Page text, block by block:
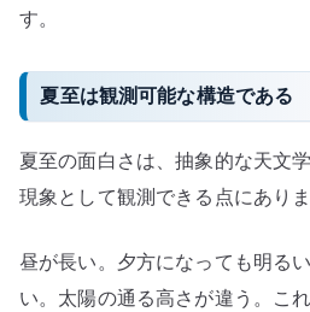
す。
夏至は観測可能な構造である
夏至の面白さは、抽象的な天文
現象として観測できる点にありま
昼が長い。夕方になっても明る
い。太陽の通る高さが違う。こ